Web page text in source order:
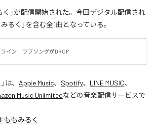
く」が配信開始された。今回デジタル配信され
るく」を含む全1曲となっている。
イン　ラブソングがDROP
」は、 Apple Music、 Spotify、 LINE MUSIC、
Music Unlimitedなどの音楽配信サービスで
ももみるく